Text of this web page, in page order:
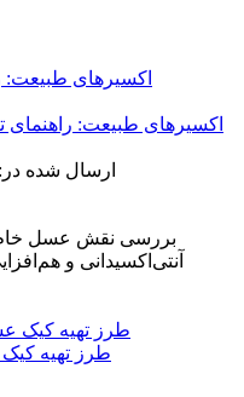
اکسیرهای طبیعت: راهنمای
ارسال شده در:
بررسی نقش عسل خام
آنتی‌اکسیدانی و
طرز تهیه